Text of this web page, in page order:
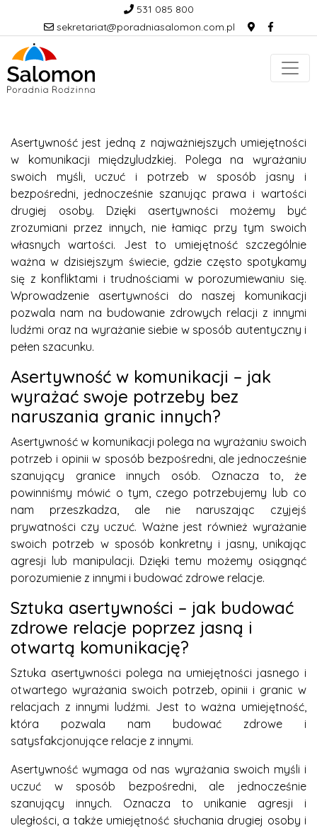
531 085 800
sekretariat@poradniasalomon.com.pl
Asertywność jest jedną z najważniejszych umiejętności
w komunikacji międzyludzkiej. Polega na wyrażaniu
swoich myśli, uczuć i potrzeb w sposób jasny i
bezpośredni, jednocześnie szanując prawa i wartości
drugiej osoby. Dzięki asertywności możemy być
zrozumiani przez innych, nie łamiąc przy tym swoich
własnych wartości. Jest to umiejętność szczególnie
ważna w dzisiejszym świecie, gdzie często spotykamy
się z konfliktami i trudnościami w porozumiewaniu się.
Wprowadzenie asertywności do naszej komunikacji
pozwala nam na budowanie zdrowych relacji z innymi
ludźmi oraz na wyrażanie siebie w sposób autentyczny i
pełen szacunku.
Asertywność w komunikacji – jak
wyrażać swoje potrzeby bez
naruszania granic innych?
Asertywność w komunikacji polega na wyrażaniu swoich
potrzeb i opinii w sposób bezpośredni, ale jednocześnie
szanujący granice innych osób. Oznacza to, że
powinniśmy mówić o tym, czego potrzebujemy lub co
nam przeszkadza, ale nie naruszając czyjejś
prywatności czy uczuć. Ważne jest również wyrażanie
swoich potrzeb w sposób konkretny i jasny, unikając
agresji lub manipulacji. Dzięki temu możemy osiągnąć
porozumienie z innymi i budować zdrowe relacje.
Sztuka asertywności – jak budować
zdrowe relacje poprzez jasną i
otwartą komunikację?
Sztuka asertywności polega na umiejętności jasnego i
otwartego wyrażania swoich potrzeb, opinii i granic w
relacjach z innymi ludźmi. Jest to ważna umiejętność,
która pozwala nam budować zdrowe i
satysfakcjonujące relacje z innymi.
Asertywność wymaga od nas wyrażania swoich myśli i
uczuć w sposób bezpośredni, ale jednocześnie
szanujący innych. Oznacza to unikanie agresji i
uległości, a także umiejętność słuchania drugiej osoby i